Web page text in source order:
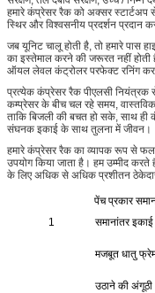
हमारे कंप्रेसर रैक को अक्सर स्टार्टअप
स्थिर और विश्वसनीय प्रदर्शन प्रदान
जब यूनिट चालू होती है, तो हमारे पास
का इस्तेमाल करने की जरूरत नहीं
ऑयल लेवल कंट्रोलर परफेक्ट रनिंग
प्रत्येक कंप्रेसर रैक पीएलसी
कम्प्रेसर के बीच चल रहे समय,
ताकि बिजली की बचत हो सके, साथ
संघनक इकाई के साथ तुलना में जीवन।
हमारे कंप्रेसर रैक का व्यापक रूप से फल
उपयोग किया जाता है। हम उम्मीद
के लिए अधिक से अधिक प्रशीतन
पेंच प्रकार
1
समानांतर
मजबूत धातु
उठाने की अंगूठी